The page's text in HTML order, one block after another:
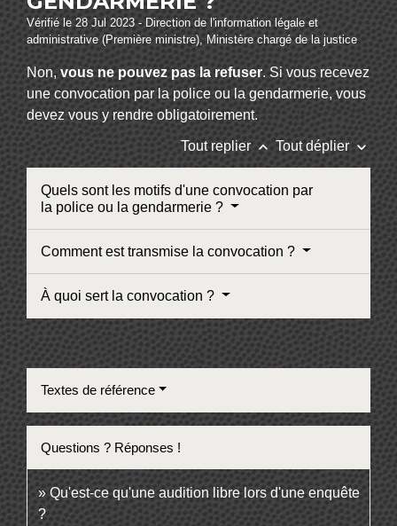
Vérifié le 28 Jul 2023 - Direction de l'information légale et
administrative (Première ministre), Ministère chargé de la justice
Non, vous ne pouvez pas la refuser. Si vous recevez
une convocation par la police ou la gendarmerie, vous
devez vous y rendre obligatoirement.
Tout replierkeyboard_arrow_up Tout déplierkeyboard_arrow_down
Quels sont les motifs d'une convocation par
la police ou la gendarmerie ?
Comment est transmise la convocation ?
À quoi sert la convocation ?
Textes de référence
Questions ? Réponses !
Qu'est-ce qu'une audition libre lors d'une enquête
?